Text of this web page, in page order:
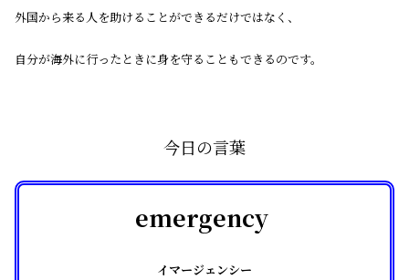
外国から来る人を助けることができるだけではなく、
自分が海外に行ったときに身を守ることもできるのです。
今日の言葉
emergency
イマージェンシー